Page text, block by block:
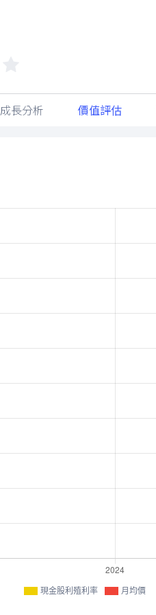
成長分析 價值評估
現金股利殖利率 月均價